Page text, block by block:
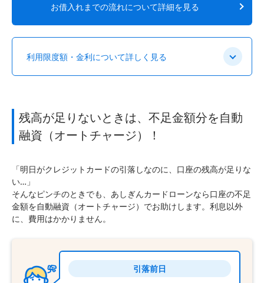
お借入れまでの流れについて詳細を見る
利用限度額・金利について詳しく見る
残高が足りないときは、不足金額分を自動
融資（オートチャージ）！
「明日がクレジットカードの引落しなのに、口座の残高が足りな
い…」
そんなピンチのときでも、あしぎんカードローンなら口座の不足
金額を自動融資（オートチャージ）でお助けします。利息以外
に、費用はかかりません。
引落前日